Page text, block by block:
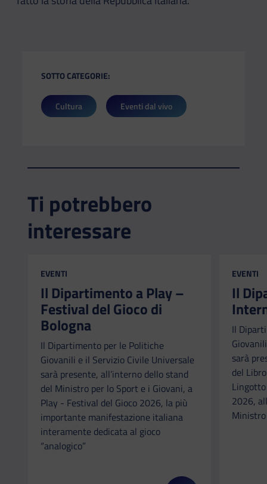
SOTTO CATEGORIE:
Cultura Eventi dal vivo
Ti potrebbero
interessare
CATEGORIA:
EVENTI
Il Dipartimento a Play –
Festival del Gioco di
Bologna
Il Dipartimento per le Politiche
Giovanili e il Servizio Civile Universale
sarà presente, all’interno dello stand
del Ministro per lo Sport e i Giovani, a
Play - Festival del Gioco 2026, la più
importante manifestazione italiana
interamente dedicata al gioco
“analogico”
EVENTI
Il
Il
sarà
del
2026,